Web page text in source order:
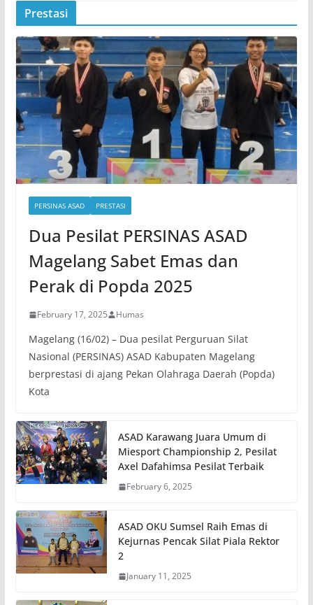
Prestasi
PERSINAS ASAD PRESTASI
Dua Pesilat PERSINAS ASAD
Magelang Sabet Emas dan
Perak di Popda 2025
February 17, 2025 Humas
Magelang (16/02) – Dua pesilat Perguruan Silat
Nasional (PERSINAS) ASAD Kabupaten Magelang
berprestasi di ajang Pekan Olahraga Daerah (Popda)
Kota
ASAD Karawang Juara Umum di
Miesport Championship 2, Pesilat
Axel Dafahimsa Pesilat Terbaik
February 6, 2025
ASAD OKU Sumsel Raih Emas di
Kejurnas Pencak Silat Piala Rektor
2
January 11, 2025